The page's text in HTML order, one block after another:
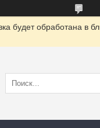
будет обработана в